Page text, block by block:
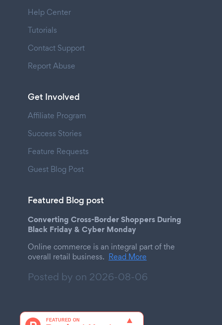
Help Center
Tutorials
Contact Support
Report Abuse
Get Involved
Affiliate Program
Success Stories
Feature Requests
Guest Blog Post
Featured Blog post
Converting Cross-Border Shoppers During
Black Friday & Cyber Monday
Online commerce is an integral part of the
overall retail business. Read More
Posted by on 2026-08-06